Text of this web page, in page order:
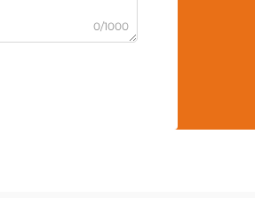
0/1000